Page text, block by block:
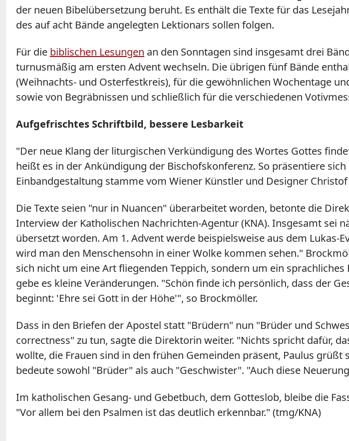
der neuen Bibelübersetzung beruht. Es enthält die Texte für das
des auf acht Bände angelegten Lektionars sollen folgen.
Für die biblischen Lesungen an den Sonntagen sind insgesamt drei
turnusmäßig am ersten Advent wechseln. Die übrigen fünf Bände
(Weihnachts- und Osterfestkreis), für die gewöhnlichen Wochentage
sowie von Begräbnissen und schließlich für die verschiedenen
Aufgefrischtes Schriftbild, bessere Lesbarkeit
"Der neue Klang der liturgischen Verkündigung des Wortes Gottes
heißt es in der Ankündigung der Bischofskonferenz. So präsentiere
Einbandgestaltung stamme vom Wiener Künstler und Designer Christof
Die Texte seien "nur in Nuancen" überarbeitet worden, betonte die
Interview der Katholischen Nachrichten-Agentur (KNA). Insgesamt sei
übersetzt worden. Am 1. Advent werde beispielsweise aus dem
wird man den Menschensohn in einer Wolke kommen sehen."
sich nicht um eine Art fliegenden Teppich, sondern um ein
gebe es kleine Veränderungen. "Schön finde ich persönlich, dass der
beginnt: 'Ehre sei Gott in der Höhe'", so Brockmöller.
Dass in den Briefen der Apostel statt "Brüdern" nun "Brüder und
correctness" zu tun, sagte die Direktorin weiter. "Nichts spricht dafür,
wollte, die Frauen sind in den frühen Gemeinden präsent, Paulus
bedeute sowohl "Brüder" als auch "Geschwister". "Auch diese
Im katholischen Gesang- und Gebetbuch, dem Gotteslob, bleibe die
"Vor allem bei den Psalmen ist das deutlich erkennbar." (tmg/KNA)